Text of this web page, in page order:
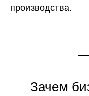
производства.
Зачем